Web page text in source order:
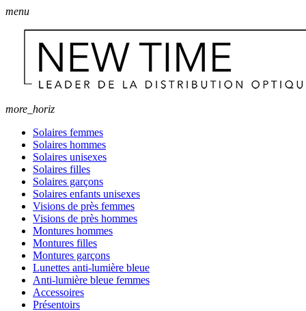
menu
more_horiz
Solaires femmes
Solaires hommes
Solaires unisexes
Solaires filles
Solaires garçons
Solaires enfants unisexes
Visions de près femmes
Visions de près hommes
Montures hommes
Montures filles
Montures garçons
Lunettes anti-lumière bleue
Anti-lumière bleue femmes
Accessoires
Présentoirs